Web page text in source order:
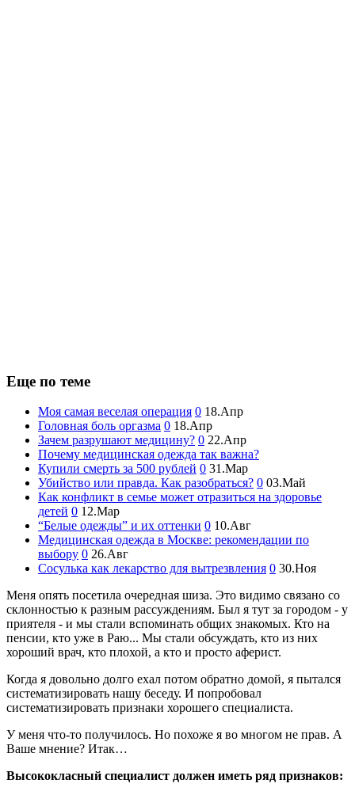
Еще по теме
Моя самая веселая операция 0 18.Апр
Головная боль оргазма 0 18.Апр
Зачем разрушают медицину? 0 22.Апр
Почему медицинская одежда так важна?
Купили смерть за 500 рублей 0 31.Мар
Убийство или правда. Как разобраться? 0 03.Май
Как конфликт в семье может отразиться на здоровье
детей 0 12.Мар
“Белые одежды” и их оттенки 0 10.Авг
Медицинская одежда в Москве: рекомендации по
выбору 0 26.Авг
Сосулька как лекарство для вытрезвления 0 30.Ноя
Меня опять посетила очередная шиза. Это видимо связано со
склонностью к разным рассуждениям. Был я тут за городом - у
приятеля - и мы стали вспоминать общих знакомых. Кто на
пенсии, кто уже в Раю... Мы стали обсуждать, кто из них
хороший врач, кто плохой, а кто и просто аферист.
Когда я довольно долго ехал потом обратно домой, я пытался
систематизировать нашу беседу. И попробовал
систематизировать признаки хорошего специалиста.
У меня что-то получилось. Но похоже я во многом не прав. А
Ваше мнение? Итак…
Высококласный специалист должен иметь ряд признаков: